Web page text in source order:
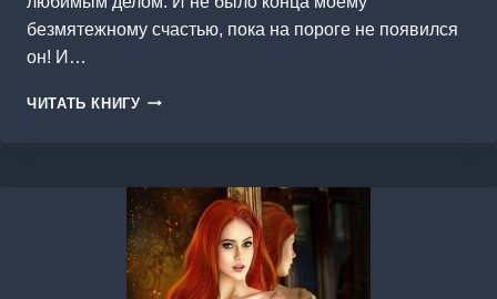
безмятежному счастью, пока на пороге не появился
он! И…
ЧИТАТЬ КНИГУ ЭКЗЕМПЛЯР